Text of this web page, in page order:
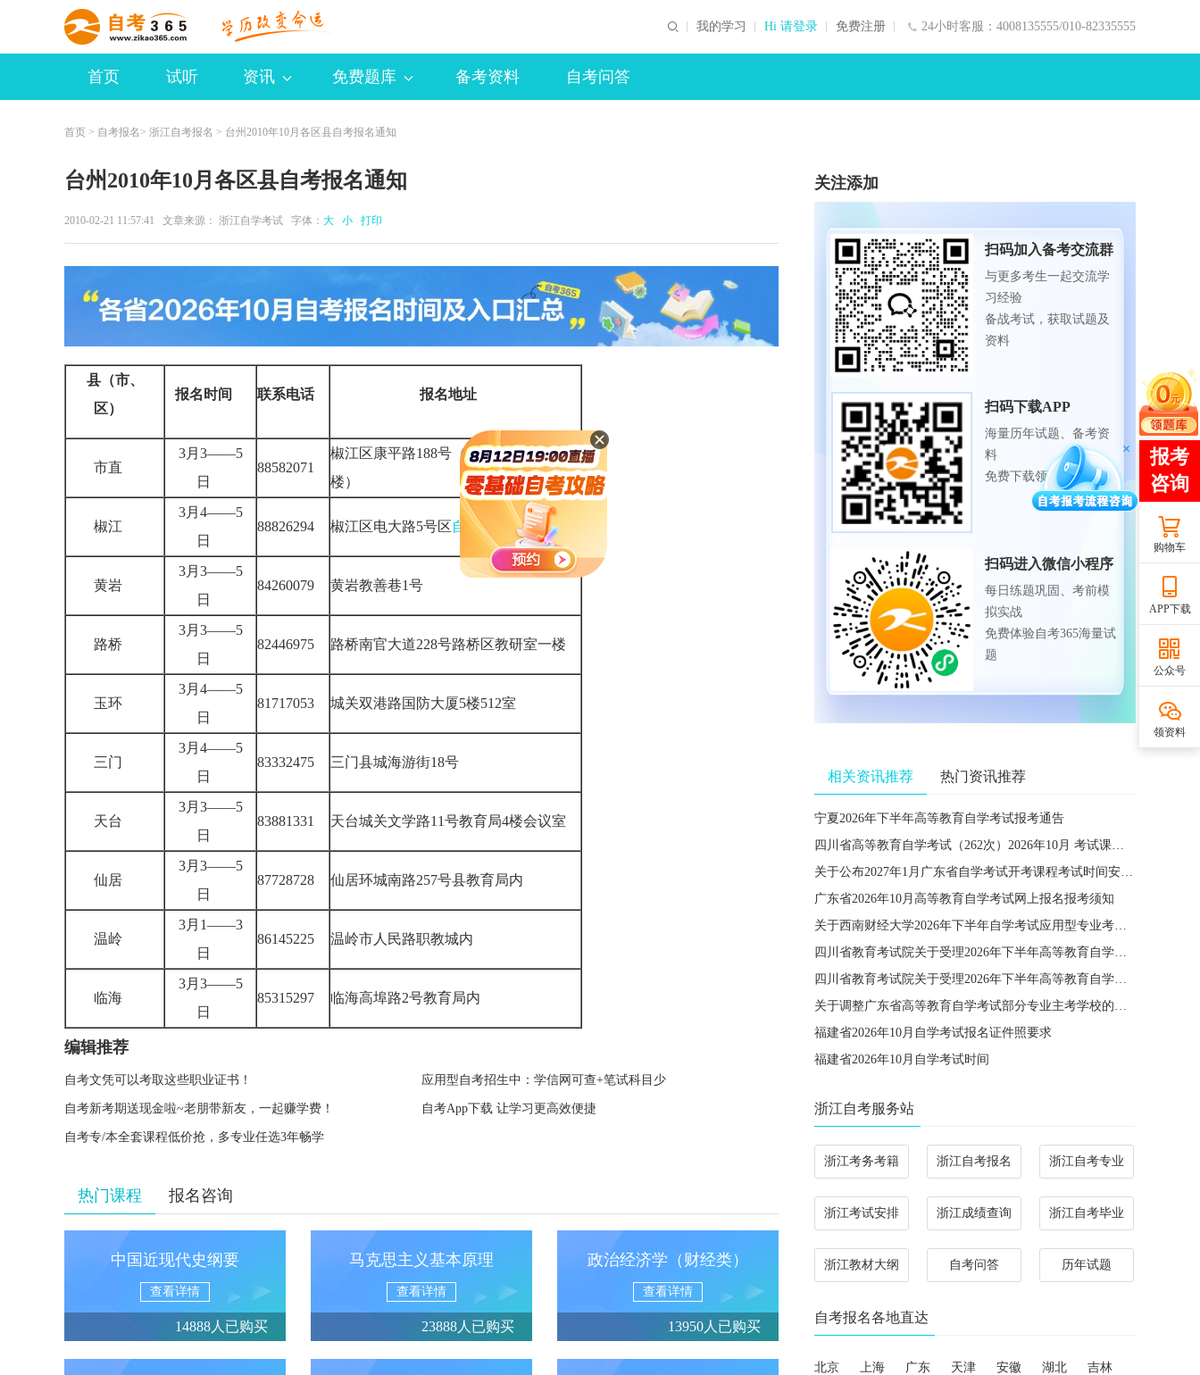
24小时客服：4008135555/010-82335555
我的学习 Hi 请登录 免费注册
首页 试听 资讯 免费题库 备考资料 自考问答
首页 > 自考报名 > 浙江自考报名 > 台州2010年10月各区县自考报名通知
台州2010年10月各区县自考报名通知
2010-02-21 11:57:41 文章来源： 浙江自学考试 字体： 大 小 打印
县（市、
区）
报名时间 联系电话 报名地址
市直
3月3——5
日
88582071
椒江区康平路188号（教育局大楼8
楼）
椒江
3月4——5
日
88826294 椒江区电大路5号区自考办 内
黄岩
3月3——5
日
84260079 黄岩教善巷1号
路桥
3月3——5
日
82446975 路桥南官大道228号路桥区教研室一楼
玉环
3月4——5
日
81717053 城关双港路国防大厦5楼512室
三门
3月4——5
日
83332475 三门县城海游街18号
天台
3月3——5
日
83881331 天台城关文学路11号教育局4楼会议室
仙居
3月3——5
日
87728728 仙居环城南路257号县教育局内
温岭
3月1——3
日
86145225 温岭市人民路职教城内
临海
3月3——5
日
85315297 临海高埠路2号教育局内
编辑推荐
自考文凭可以考取这些职业证书！ 应用型自考招生中：学信网可查+笔试科目少
自考新考期送现金啦~老朋带新友，一起赚学费！ 自考App下载 让学习更高效便捷
自考专/本全套课程低价抢，多专业任选3年畅学
热门课程 报名咨询
中国近现代史纲要
查看详情
14888人已购买
马克思主义基本原理
查看详情
23888人已购买
政治经济学（财经类）
查看详情
13950人已购买
关注添加
扫码加入备考交流群
与更多考生一起交流学
习经验
备战考试，获取试题及
资料
扫码下载APP
海量历年试题、备考资
料
免费下载领取
扫码进入微信小程序
每日练题巩固、考前模
拟实战
免费体验自考365海量试
题
相关资讯推荐 热门资讯推荐
宁夏2026年下半年高等教育自学考试报考通告
四川省高等教育自学考试（262次）2026年10月 考试课程简表
关于公布2027年1月广东省自学考试开考课程考试时间安排和使用教材的通知
广东省2026年10月高等教育自学考试网上报名报考须知
关于西南财经大学2026年下半年自学考试应用型专业考籍更改办理的通知
四川省教育考试院关于受理2026年下半年高等教育自学考试省际转考申请的通告
四川省教育考试院关于受理2026年下半年高等教育自学考试考籍更改申请的通告
关于调整广东省高等教育自学考试部分专业主考学校的通知
福建省2026年10月自学考试报名证件照要求
福建省2026年10月自学考试时间
浙江自考服务站
浙江考务考籍 浙江自考报名 浙江自考专业
浙江考试安排 浙江成绩查询 浙江自考毕业
浙江教材大纲 自考问答 历年试题
自考报名各地直达
北京 上海 广东 天津 安徽 湖北 吉林
购物车
APP下载
公众号
领资料